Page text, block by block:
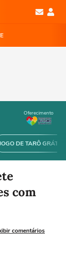
DE TARÔ GRÁTIS
Oferecimento
com
comentários